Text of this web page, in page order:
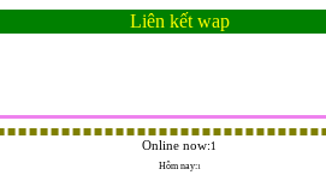
Liên kết wap
Online now: 1
Hôm nay:1